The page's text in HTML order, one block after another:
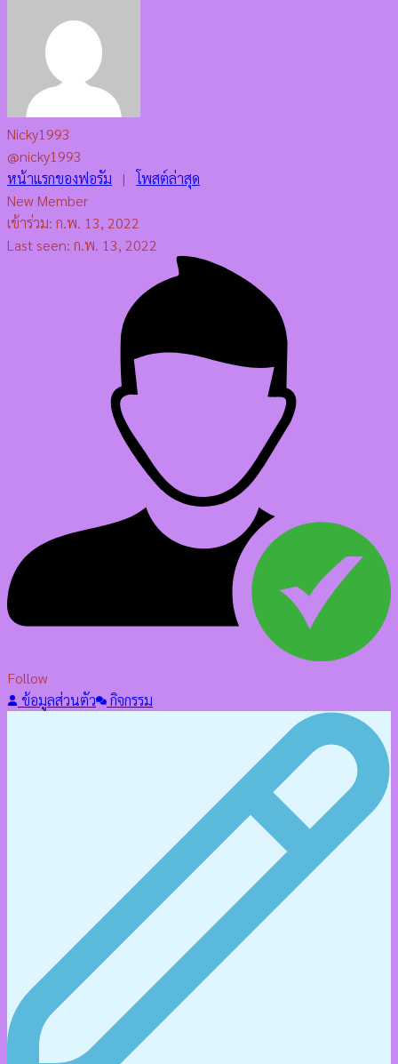
Nicky1993
@nicky1993
หน้าแรกของฟอรัม | โพสต์ล่าสุด
New Member
เข้าร่วม: ก.พ. 13, 2022
Last seen: ก.พ. 13, 2022
Follow
ข้อมูลส่วนตัว
กิจกรรม